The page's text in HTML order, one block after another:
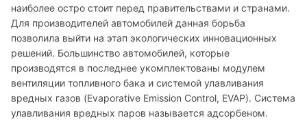
наиболее остро стоит перед правительствами и странами.
Для производителей автомобилей данная борьба
позволила выйти на этап экологических инновационных
решений. Большинство автомобилей, которые
производятся в последнее укомплектованы модулем
вентиляции топливного бака и системой улавливания
вредных газов (Evaporativе Emission Control, EVAP). Система
улавливания вредных паров называется адсорбеном.